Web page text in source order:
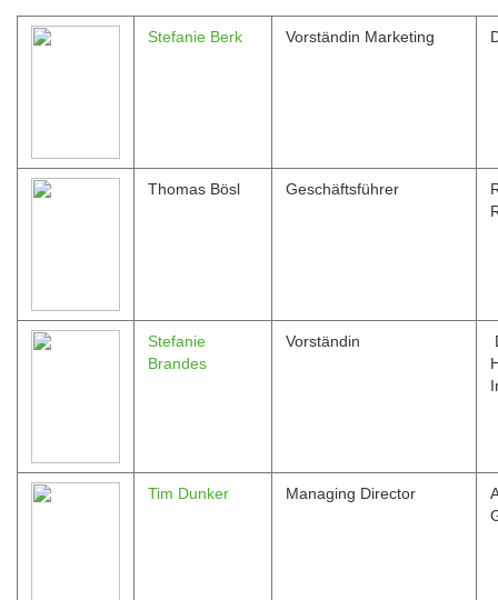
Stefanie Berk Vorständin Marketing
Thomas Bösl Geschäftsführer
Stefanie
Brandes
Vorständin
Tim Dunker Managing Director